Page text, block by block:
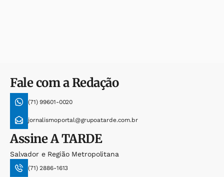
Fale com a Redação
(71) 99601-0020
jornalismoportal@grupoatarde.com.br
AssineA TARDE
Salvador e Região Metropolitana
(71) 2886-1613